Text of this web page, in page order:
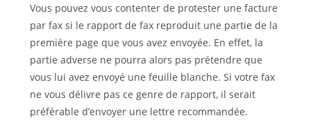
Vous pouvez vous contenter de protester une facture
par fax si le rapport de fax reproduit une partie de la
première page que vous avez envoyée. En effet, la
partie adverse ne pourra alors pas prétendre que
vous lui avez envoyé une feuille blanche. Si votre fax
ne vous délivre pas ce genre de rapport, il serait
préférable d’envoyer une lettre recommandée.